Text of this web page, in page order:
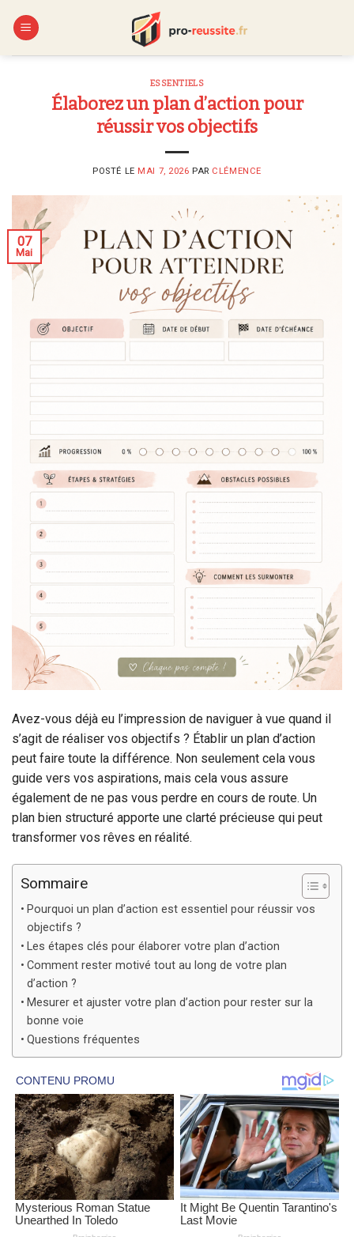
ESSENTIELS
Élaborez un plan d’action pour
réussir vos objectifs
POSTÉ LE MAI 7, 2026 PAR CLÉMENCE
07
Mai
Avez-vous déjà eu l’impression de naviguer à vue quand il
s’agit de réaliser vos objectifs ? Établir un plan d’action
peut faire toute la différence. Non seulement cela vous
guide vers vos aspirations, mais cela vous assure
également de ne pas vous perdre en cours de route. Un
plan bien structuré apporte une clarté précieuse qui peut
transformer vos rêves en réalité.
Sommaire
Pourquoi un plan d’action est essentiel pour réussir vos
objectifs ?
Les étapes clés pour élaborer votre plan d’action
Comment rester motivé tout au long de votre plan
d’action ?
Mesurer et ajuster votre plan d’action pour rester sur la
bonne voie
Questions fréquentes